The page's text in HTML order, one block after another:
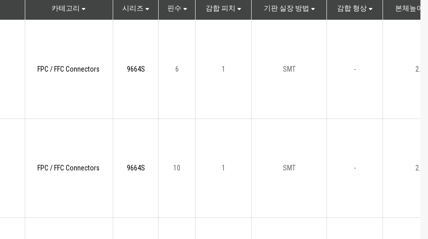
카테고리 시리즈 핀수 감합 피치 기판 실장 방법 감합 형상 본체높이
FPC / FFC Connectors 9664S 6 1 SMT - 2.5
FPC / FFC Connectors 9664S 10 1 SMT - 2.5